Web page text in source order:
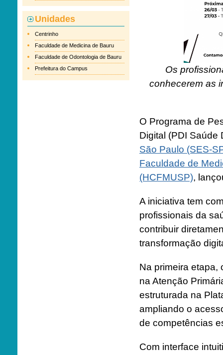
Unidades
Centrinho
Faculdade de Medicina de Bauru
Faculdade de Odontologia de Bauru
Prefeitura do Campus
Os
conhecerem as
O Programa de
Digital (PDI Saúde
São Paulo (SES-
Faculdade de
(HCFMUSP),
A iniciativa tem
profissionais da
contribuir
transformação
Na primeira etapa,
na Atenção
estruturada na
ampliando o
de competências
Com interface